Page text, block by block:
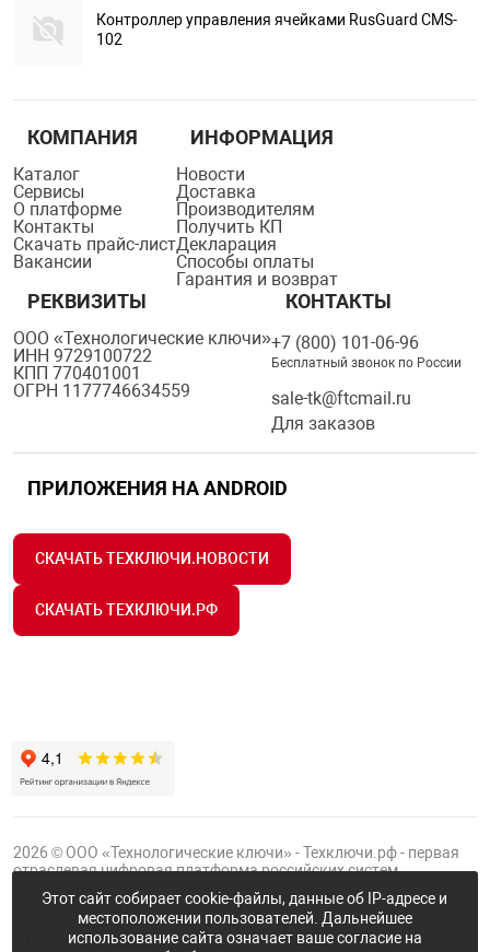
Контроллер управления ячейками RusGuard CMS-
102
КОМПАНИЯ
Каталог
Сервисы
О платформе
Контакты
Скачать прайс-лист
Вакансии
ИНФОРМАЦИЯ
Новости
Доставка
Производителям
Получить КП
Декларация
Способы оплаты
Гарантия и возврат
РЕКВИЗИТЫ
ООО «Технологические ключи»
ИНН 9729100722
КПП 770401001
ОГРН 1177746634559
КОНТАКТЫ
+7 (800) 101-06-96
Бесплатный звонок по России
sale-tk@ftcmail.ru
Для заказов
ПРИЛОЖЕНИЯ НА ANDROID
СКАЧАТЬ ТЕХКЛЮЧИ.НОВОСТИ
СКАЧАТЬ ТЕХКЛЮЧИ.РФ
2026 © ООО «Технологические ключи» - Техключи.рф - первая
отраслевая цифровая платформа российских систем
ПроектГруппы ФТК
Публичная оферта
Этот сайт собирает cookie-файлы, данные об IP-адресе и
местоположении пользователей. Дальнейшее
использование сайта означает ваше согласие на